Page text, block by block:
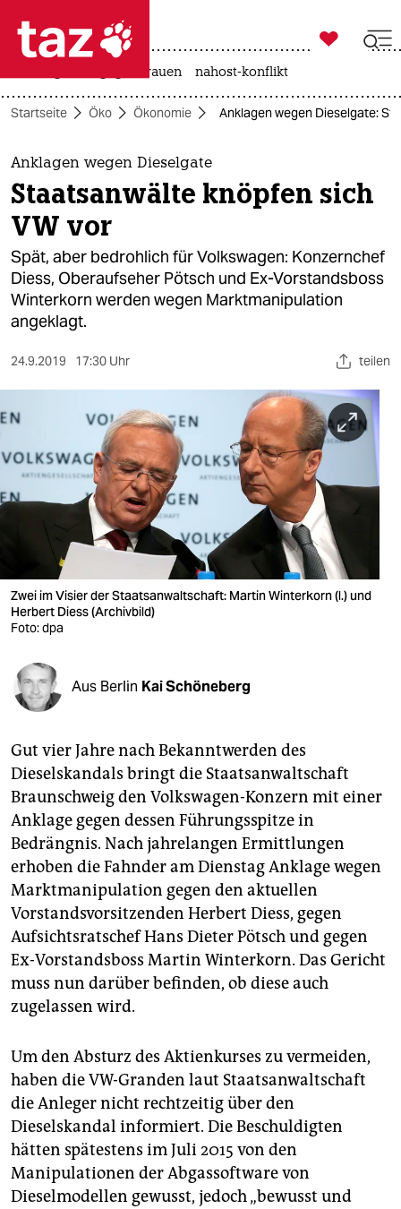
 taz zahl ich
taz zahl ich
themen
politik
öko
gesellschaft
kultur
sport
wahrheit
verlag
veranstaltungen
shop
fragen & hilfe
unterstützen
genossenschaft
epaper login

taz zahl ich
gewalt gegen frauen nahost-konflikt
Startseite Öko Ökonomie Anklagen wegen Dieselgate:
Anklagen wegen Dieselgate
Staatsanwälte knöpfen sich
VW vor
Spät, aber bedrohlich für Volkswagen: Konzernchef
Diess, Oberaufseher Pötsch und Ex-Vorstandsboss
Winterkorn werden wegen Marktmanipulation
angeklagt.
24.9.2019 17:30 Uhr teilen
Zwei im Visier der Staatsanwaltschaft: Martin Winterkorn (l.) und
Herbert Diess (Archivbild)
Foto: dpa
Aus Berlin Kai Schöneberg
Gut vier Jahre nach Bekanntwerden des
Dieselskandals bringt die Staatsanwaltschaft
Braunschweig den Volkswagen-Konzern mit einer
Anklage gegen dessen Führungsspitze in
Bedrängnis. Nach jahrelangen Ermittlungen
erhoben die Fahnder am Dienstag Anklage wegen
Marktmanipulation gegen den aktuellen
Vorstandsvorsitzenden Herbert Diess, gegen
Aufsichtsratschef Hans Dieter Pötsch und gegen
Ex-Vorstandsboss Martin Winterkorn. Das Gericht
muss nun darüber befinden, ob diese auch
zugelassen wird.
Um den Absturz des Aktienkurses zu vermeiden,
haben die VW-Granden laut Staatsanwaltschaft
die Anleger nicht rechtzeitig über den
Dieselskandal informiert. Die Beschuldigten
hätten spätestens im Juli 2015 von den
Manipulationen der Abgassoftware von
Dieselmodellen gewusst, jedoch „bewusst und